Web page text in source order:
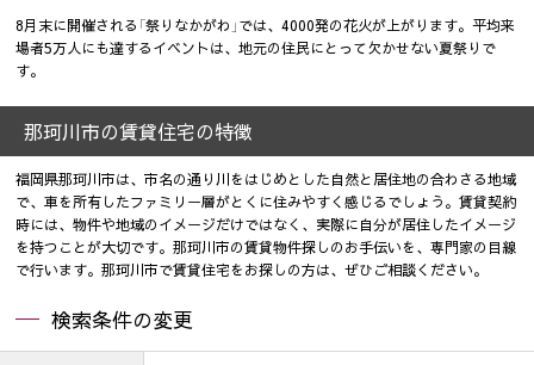
8月末に開催される「祭りなかがわ」では、4000発の花火が上がります。平均来
場者5万人にも達するイベントは、地元の住民にとって欠かせない夏祭りで
す。
那珂川市の賃貸住宅の特徴
福岡県那珂川市は、市名の通り川をはじめとした自然と居住地の合わさる地域
で、車を所有したファミリー層がとくに住みやすく感じるでしょう。賃貸契約
時には、物件や地域のイメージだけではなく、実際に自分が居住したイメージ
を持つことが大切です。那珂川市の賃貸物件探しのお手伝いを、専門家の目線
で行います。那珂川市で賃貸住宅をお探しの方は、ぜひご相談ください。
検索条件の変更